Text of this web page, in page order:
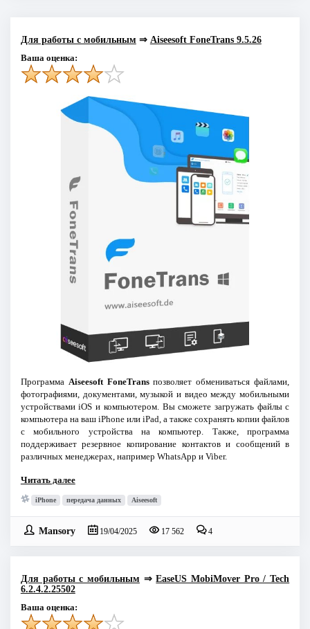
Для работы с мобильным ⇒ Aiseesoft FoneTrans 9.5.26
Ваша оценка:
Программа Aiseesoft FoneTransпозволяет обмениваться файлами,
фотографиями, документами, музыкой и видео между мобильными
устройствами iOS и компьютером. Вы сможете загружать файлы с
компьютера на ваш iPhone или iPad, а также сохранять копии файлов
с мобильного устройства на компьютер. Также, программа
поддерживает резервное копирование контактов и сообщений в
различных менеджерах, например WhatsApp и Viber.
Читать далее
iPhone передача данных Aiseesoft
Mansory 19/04/2025 17 562 4
Для работы с мобильным ⇒EaseUS MobiMover Pro / Tech
6.2.4.2.25502
Ваша оценка: